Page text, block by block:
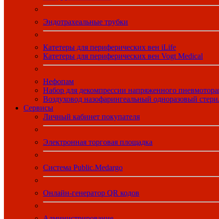
Эндотрахеальные трубки
Катетеры для периферических вен iLife
Катетеры для периферических вен Vogt Medical
Нефопам
Набор для декомпрессии напряженного
Воздуховод назофарингеальный одноразовый
Сервисы
Личный кабинет покупателя
Электронная торговая площадка
Система Public.Medargo
Онлайн-генератор QR кодов